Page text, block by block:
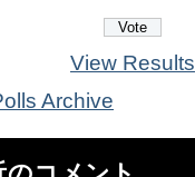
View Results
Archive